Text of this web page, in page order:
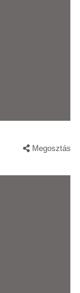
Megosztás